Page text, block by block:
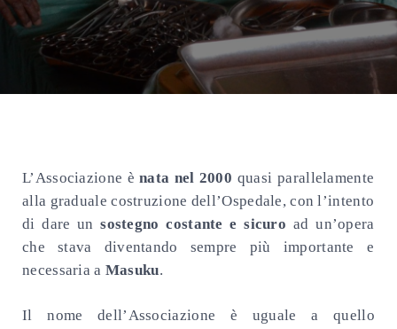
L’Associazione ènata nel 2000 quasi parallelamente
alla graduale costruzione dell’Ospedale, con l’intento
di dare unsostegno costante e sicuro ad un’opera
che stava diventando sempre più importante e
necessaria a Masuku.
Il nome dell’Associazione è uguale a quello